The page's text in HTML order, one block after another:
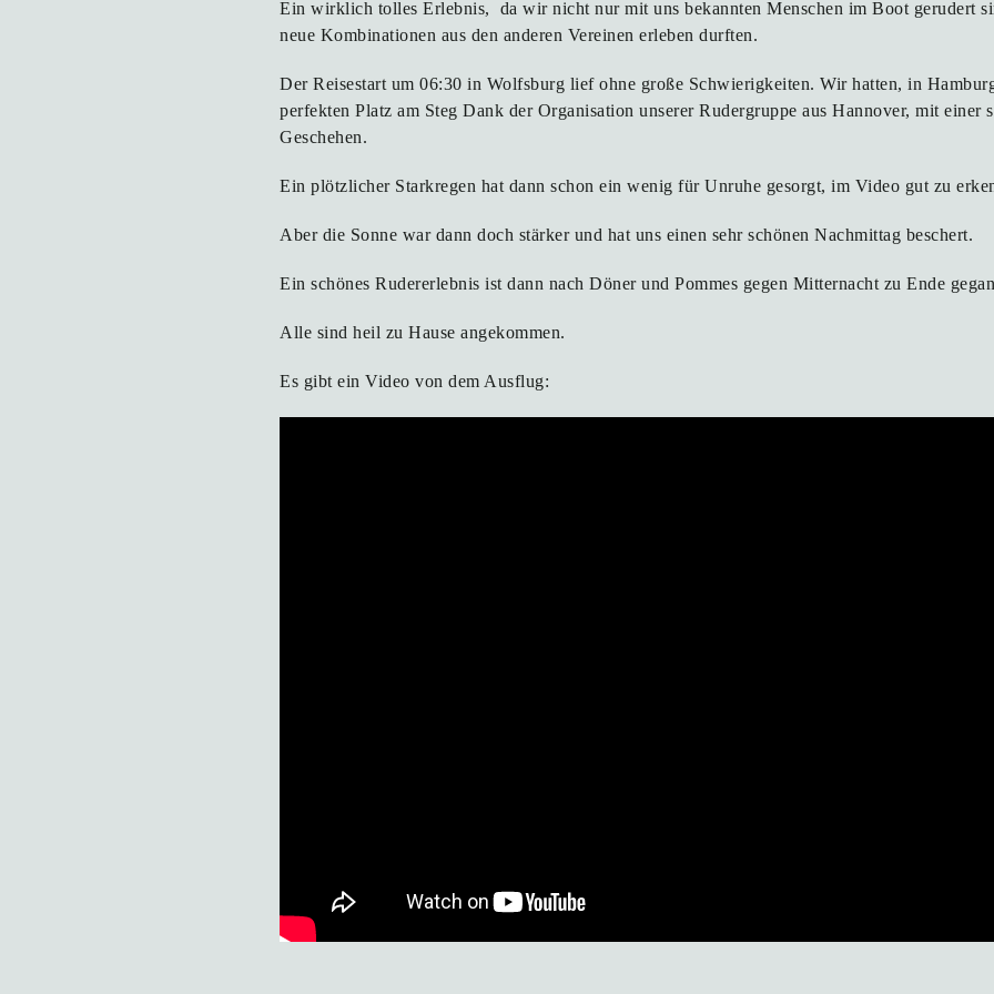
Ein wirklich tolles Erlebnis, da wir nicht nur mit uns bekannten Menschen im Boot gerudert
neue Kombinationen aus den anderen Vereinen erleben durften.
Der Reisestart um 06:30 in Wolfsburg lief ohne große Schwierigkeiten. Wir hatten, in
perfekten Platz am Steg Dank der Organisation unserer Rudergruppe aus Hannover, mit einer
Geschehen.
Ein plötzlicher Starkregen hat dann schon ein wenig für Unruhe gesorgt, im Video gut zu
Aber die Sonne war dann doch stärker und hat uns einen sehr schönen Nachmittag beschert.
Ein schönes Rudererlebnis ist dann nach Döner und Pommes gegen Mitternacht zu Ende
Alle sind heil zu Hause angekommen.
Es gibt ein Video von dem Ausflug: